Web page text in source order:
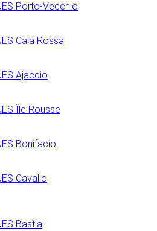
Porto-Vecchio
Cala Rossa
Ajaccio
Île Rousse
Bonifacio
Cavallo
Bastia